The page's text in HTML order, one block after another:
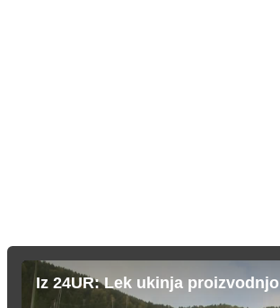
Iz 24UR: Lek ukinja proizvodnjo